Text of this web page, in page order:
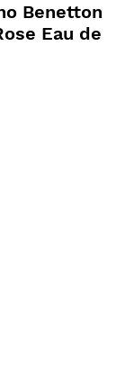
Benetton
Eau de